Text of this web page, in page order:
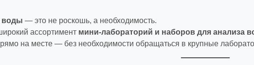
воды — это не роскошь, а необходимость.
ассортимент мини-лабораторий и наборов для анализа
на месте — без необходимости обращаться в крупные